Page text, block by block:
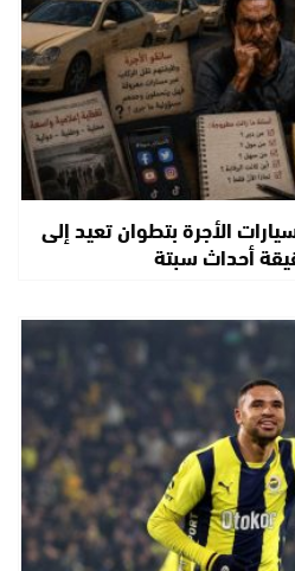
الأجرة بتطوان تعيد إلى
أحداث سبتة